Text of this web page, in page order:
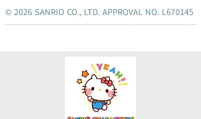
© 2026 SANRIO CO., LTD. APPROVAL NO. L670145